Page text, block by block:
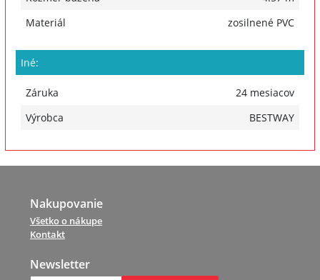
Materiál
zosilnené PVC
Iné:
Záruka
24 mesiacov
Výrobca
BESTWAY
Nakupovanie
Všetko o nákupe
Kontakt
Newsletter